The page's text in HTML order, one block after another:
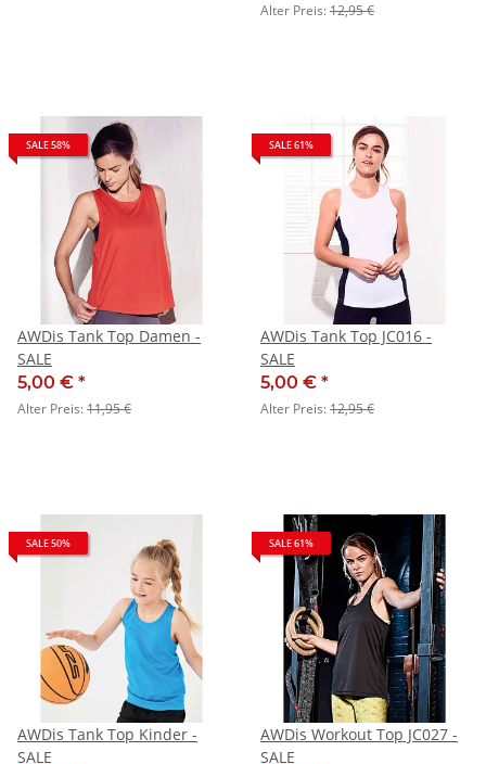
Alter Preis:12,95 €
SALE 58%
AWDis Tank Top Damen -
SALE
5,00 € *
Alter Preis:11,95 €
SALE 61%
AWDis Tank Top JC016 -
SALE
5,00 € *
Alter Preis:12,95 €
SALE 50%
AWDis Tank Top Kinder -
SALE
SALE 61%
AWDis Workout Top JC027 -
SALE